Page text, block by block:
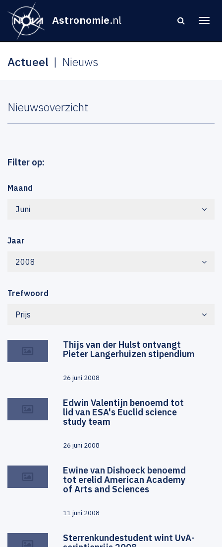
Astronomie.nl
Actueel Nieuws
Nieuwsoverzicht
Filter op:
Maand
Juni
Jaar
2008
Trefwoord
Prijs
Thijs van der Hulst ontvangt
Pieter Langerhuizen stipendium
26 juni 2008
Edwin Valentijn benoemd tot
lid van ESA's Euclid science
study team
26 juni 2008
Ewine van Dishoeck benoemd
tot erelid American Academy
of Arts and Sciences
11 juni 2008
Sterrenkundestudent wint UvA-